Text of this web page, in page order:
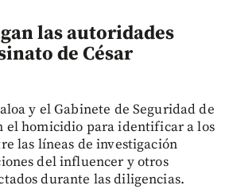
las autoridades
de César
y el Gabinete de Seguridad de
el homicidio para identificar a los
las líneas de investigación
del influencer y otros
durante las diligencias.